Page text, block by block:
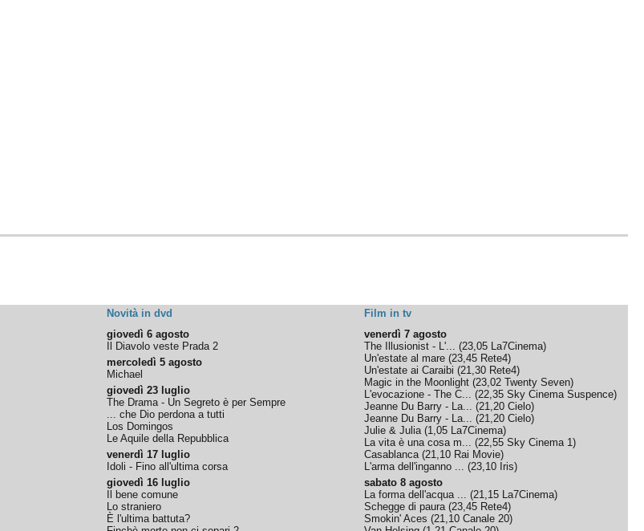
Novità in dvd
Film in tv
giovedì 6 agosto
Il Diavolo veste Prada 2
mercoledì 5 agosto
Michael
giovedì 23 luglio
The Drama - Un Segreto è per Sempre
... che Dio perdona a tutti
Los Domingos
Le Aquile della Repubblica
venerdì 17 luglio
Idoli - Fino all'ultima corsa
giovedì 16 luglio
Il bene comune
Lo straniero
È l'ultima battuta?
venerdì 7 agosto
The Illusionist - L'... (23,05 La7Cinema)
Un'estate al mare (23,45 Rete4)
Un'estate ai Caraibi (21,30 Rete4)
Magic in the Moonlight (23,02 Twenty Seven)
L'evocazione - The C... (22,35 Sky Cinema Suspence)
Jeanne Du Barry - La... (21,20 Cielo)
Jeanne Du Barry - La... (21,20 Cielo)
Julie & Julia(1,05 La7Cinema)
La vita è una cosa m... (22,55 Sky Cinema 1)
Casablanca(21,10 Rai Movie)
L'arma dell'inganno ... (23,10 Iris)
sabato 8 agosto
La forma dell'acqua ... (21,15 La7Cinema)
Schegge di paura(23,45 Rete4)
Smokin' Aces (21,10 Canale 20)